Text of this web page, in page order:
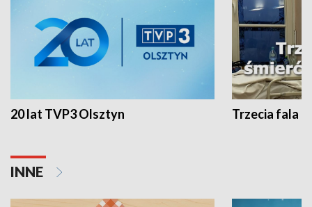
20 lat TVP3 Olsztyn Trzecia fala -
INNE